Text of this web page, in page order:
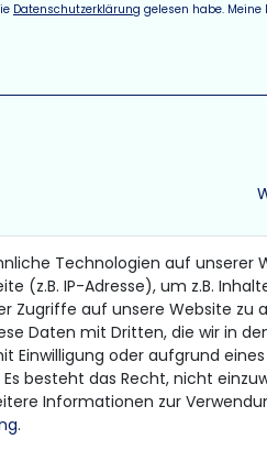
Daten­schutz­erklärung gelesen habe.
Technologien auf
(z.B. IP-Adresse), um z.B.
Zugriffe auf unsere Website zu
Daten mit Dritten, die wir in
Einwilligung oder aufgrund
besteht das Recht, nicht
Informationen zur
.